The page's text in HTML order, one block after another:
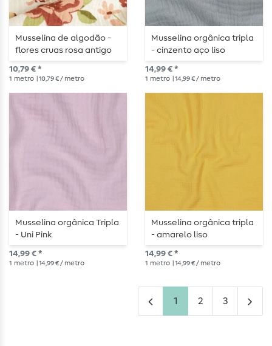
Musselina de algodão -
flores cruas rosa antigo
10,79 € *
1 metro | 10,79 € / metro
Musselina orgânica tripla
- cinzento aço liso
14,99 € *
1 metro | 14,99 € / metro
Musselina orgânica Tripla
- Uni Pink
14,99 € *
1 metro | 14,99 € / metro
Musselina orgânica tripla
- amarelo liso
14,99 € *
1 metro | 14,99 € / metro
1 2 3